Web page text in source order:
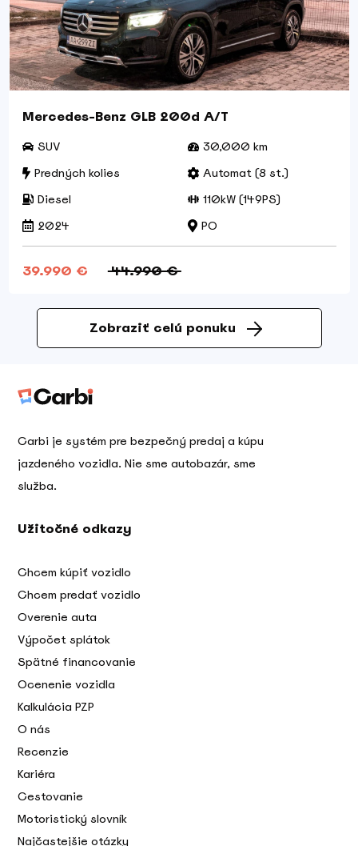
Mercedes-Benz GLB 200d A/T
SUV
30,000 km
Predných kolies
Automat (8 st.)
Diesel
110kW (149PS)
2024
PO
39.990 € 44.990 €
Zobraziť celú ponuku
Carbi je systém pre bezpečný predaj a kúpu
jazdeného vozidla. Nie sme autobazár, sme
služba.
Užitočné odkazy
Chcem kúpiť vozidlo
Chcem predať vozidlo
Overenie auta
Výpočet splátok
Spätné financovanie
Ocenenie vozidla
Kalkulácia PZP
O nás
Recenzie
Kariéra
Cestovanie
Motoristický slovník
Najčastejšie otázky